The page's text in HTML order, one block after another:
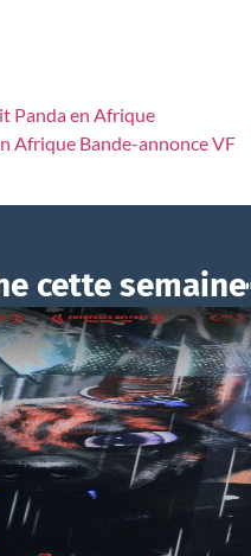
Panda en Afrique
Afrique Bande-annonce VF
cette semaine
BOUCHRA